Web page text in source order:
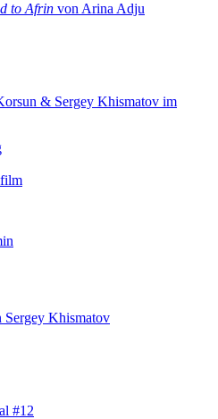
to Afrin von Arina Adju
& Sergey Khismatov im
Sergey Khismatov
#12